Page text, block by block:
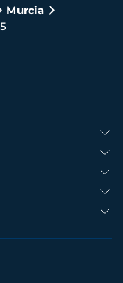
Murcia